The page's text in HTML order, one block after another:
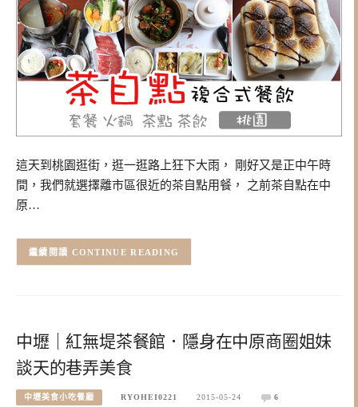
這天到桃園逛街，逛一逛路上狂下大雨， 剛好又是正中午時
間，我們就選擇離市區很近的茶自點用餐， 之前茶自點在中
原…
CONTINUE READING
中壢｜紅無堤茶餐館．隱身在中原商圈姐妹
談天的巷弄美食
中壢美食小吃餐廳 RYOHEI0221 2015-05-24 6